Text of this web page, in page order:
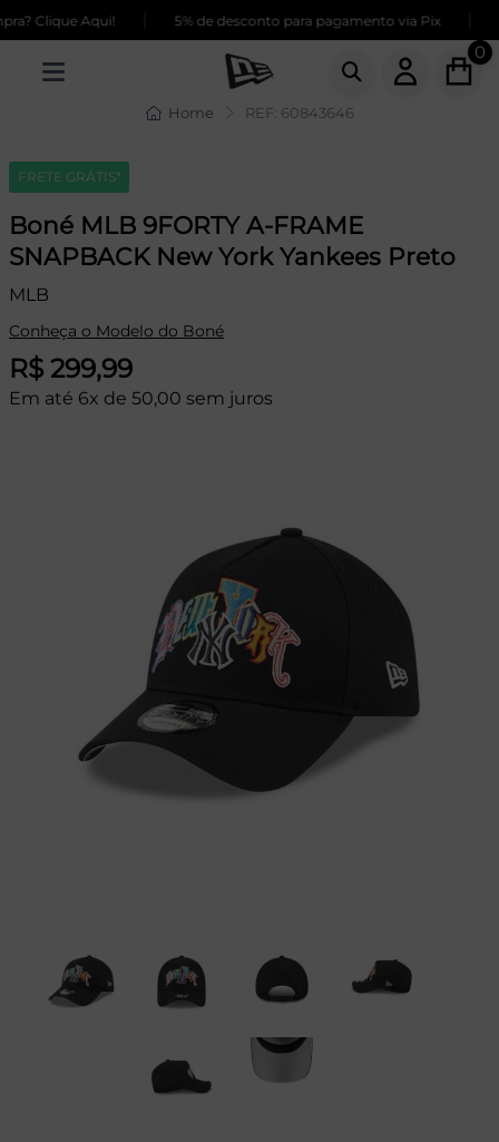
Clique Aqui! 5% de desconto para pagamento via Pix
0
Home REF: 60843646
FRETE GRÁTIS*
Boné MLB 9FORTY A-FRAME
SNAPBACK New York Yankees Preto
MLB
Conheça o Modelo do Boné
R$ 299,99
Em até 6x de 50,00 sem juros